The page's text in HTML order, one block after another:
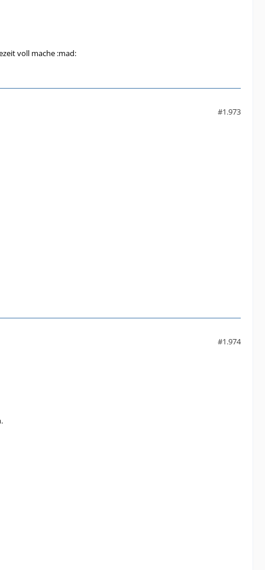
voll mache :mad:
#1.973
#1.974